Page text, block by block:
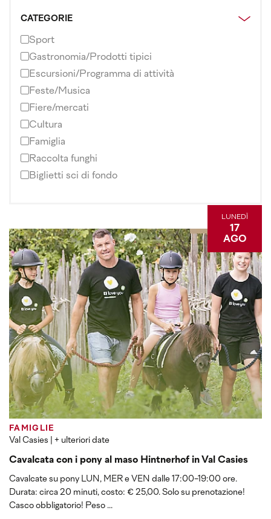
CATEGORIE
Sport
Gastronomia/Prodotti tipici
Escursioni/Programma di attività
Feste/Musica
Fiere/mercati
Cultura
Famiglia
Raccolta funghi
Biglietti sci di fondo
LUNEDÌ
17
AGO
FAMIGLIE
Val Casies | + ulteriori date
Cavalcata con i pony al maso Hintnerhof in Val Casies
Cavalcate su pony LUN, MER e VEN dalle 17:00-19:00 ore.
Durata: circa 20 minuti, costo: € 25,00. Solo su prenotazione!
Casco obbligatorio! Peso ...